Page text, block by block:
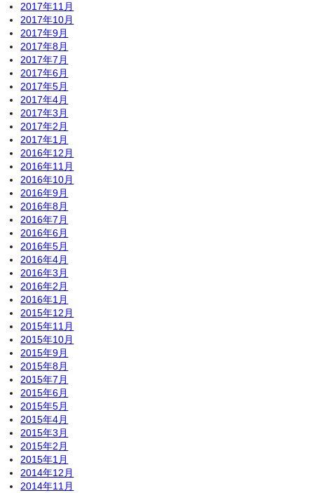
2017年11月
2017年10月
2017年9月
2017年8月
2017年7月
2017年6月
2017年5月
2017年4月
2017年3月
2017年2月
2017年1月
2016年12月
2016年11月
2016年10月
2016年9月
2016年8月
2016年7月
2016年6月
2016年5月
2016年4月
2016年3月
2016年2月
2016年1月
2015年12月
2015年11月
2015年10月
2015年9月
2015年8月
2015年7月
2015年6月
2015年5月
2015年4月
2015年3月
2015年2月
2015年1月
2014年12月
2014年11月